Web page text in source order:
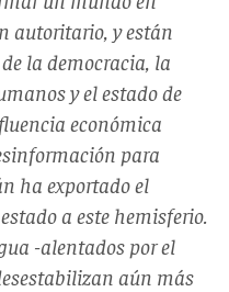
autoritario, y están
la democracia, la
y el estado de
económica
para
ha exportado el
a este hemisferio.
-alentados por el
aún más